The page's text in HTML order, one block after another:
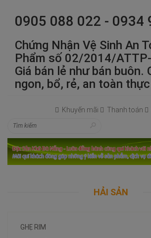
0905 088 022 - 0934
Chứng Nhận Vệ Sinh An
Phẩm số 02/2014/
Giá bán lẻ như bán buôn.
ngon, bổ, rẻ, an toàn
Khuyến mãi Thanh toán
HẢI SẢN
GHẸ RIM